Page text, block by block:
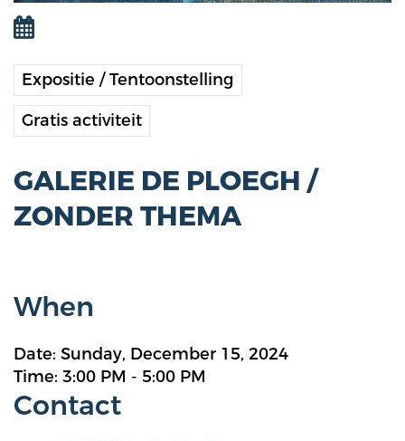
Expositie / Tentoonstelling
Gratis activiteit
GALERIE DE PLOEGH /
ZONDER THEMA
When
Date: Sunday, December 15, 2024
Time: 3:00 PM - 5:00 PM
Contact